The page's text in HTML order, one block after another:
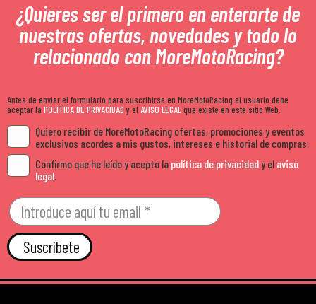
¿Quieres ser el primero en enterarte de
nuestras ofertas, novedades y todo lo
relacionado con MoreMotoRacing?
Antes de enviar el formulario para suscribirse en MoreMotoRacing el usuario debe
aceptar la POLÍTICA DE PRIVACIDADy el AVISO LEGALque existe en este sitio Web.
Quiero recibir de MoreMotoRacing ofertas, promociones y eventos
exclusivos acordes a mis gustos, intereses e historial de compras.
Confirmo que he leído y acepto la política de privacidady el aviso
legal.
Suscríbete